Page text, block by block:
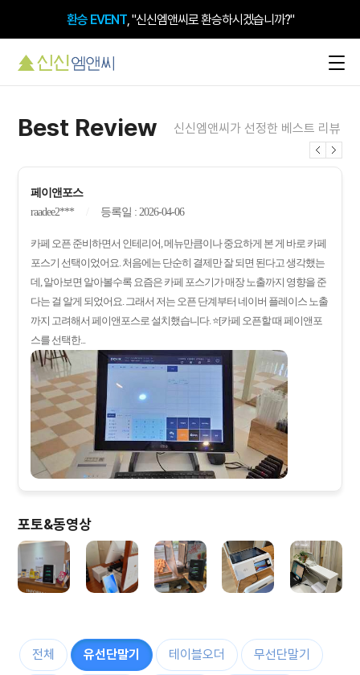
환승 EVENT, "신신엠앤씨로 환승하시겠습니까?"
검색 시 돋보이는 내 매장,
Best Review 신신엠앤씨가 선정한 베스트 리뷰
페이앤포스
raadee2***
등록일 : 2026-04-06
카페 오픈 준비하면서 인테리어, 메뉴만큼이나 중요하게 본 게 바로 카페
포스기 선택이었어요. 처음에는 단순히 결제만 잘 되면 된다고 생각했는
데, 알아보면 알아볼수록 요즘은 카페 포스기가 매장 노출까지 영향을 준
다는 걸 알게 되었어요. 그래서 저는 오픈 단계부터 네이버 플레이스 노출
까지 고려해서 페이앤포스로 설치했습니다. ⭐[카페 오픈할 때 페이앤포
스를 선택한...
포토&동영상
전체 유선단말기 테이블오더 무선단말기